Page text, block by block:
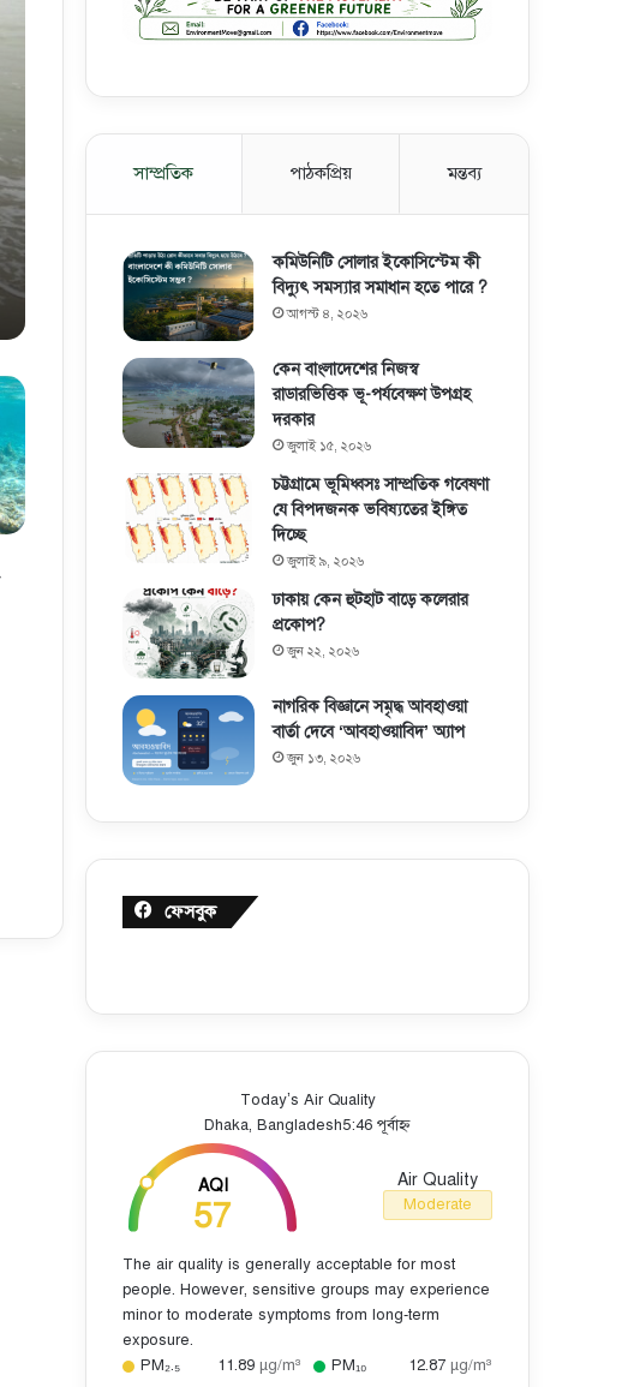
সাম্প্রতিক পাঠকপ্রিয় মন্তব্য
কমিউনিটি সোলার ইকোসিস্টেম কী
বিদ্যুৎ সমস্যার সমাধান হতে পারে ?
আগস্ট ৪, ২০২৬
কেন বাংলাদেশের নিজস্ব
রাডারভিত্তিক ভূ-পর্যবেক্ষণ উপগ্রহ
দরকার
জুলাই ১৫, ২০২৬
চট্টগ্রামে ভূমিধ্বসঃ সাম্প্রতিক গবেষণা
যে বিপদজনক ভবিষ্যতের ইঙ্গিত
দিচ্ছে
জুলাই ৯, ২০২৬
ঢাকায় কেন হুটহাট বাড়ে কলেরার
প্রকোপ?
জুন ২২, ২০২৬
নাগরিক বিজ্ঞানে সমৃদ্ধ আবহাওয়া
বার্তা দেবে ‘আবহাওয়াবিদ’ অ্যাপ
জুন ১৩, ২০২৬
ফেসবুক
Today’s Air Quality
Dhaka, Bangladesh5:46 পূর্বাহ্ন
AQI
57
Air Quality
Moderate
The air quality is generally acceptable for most
people. However, sensitive groups may experience
minor to moderate symptoms from long-term
exposure.
PM₂.₅
11.89 µg/m³ PM₁₀ 12.87 µg/m³